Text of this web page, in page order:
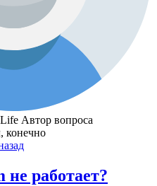
Автор вопроса
конечно
не работает?